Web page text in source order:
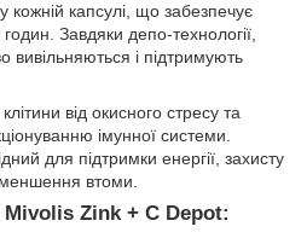
кожній капсулі, що забезпечує
Завдяки депо-технології,
вивільняються і підтримують
від окисного стресу та
імунної системи.
для підтримки енергії, захисту
втоми.
Mivolis Zink + C Depot: